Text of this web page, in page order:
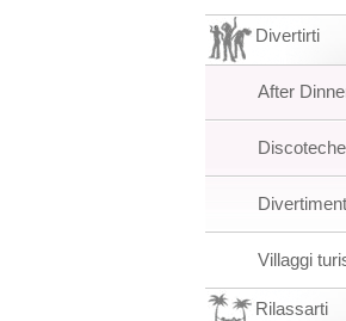
Divertirti
After
Discoteche
Villaggi
Rilassarti